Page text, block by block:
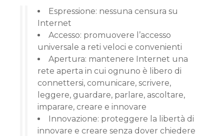
Espressione: nessuna censura su
Internet
Accesso: promuovere l’accesso
universale a reti veloci e convenienti
Apertura: mantenere Internet una
rete aperta in cui ognuno è libero di
connettersi, comunicare, scrivere,
leggere, guardare, parlare, ascoltare,
imparare, creare e innovare
Innovazione: proteggere la libertà di
innovare e creare senza dover chiedere